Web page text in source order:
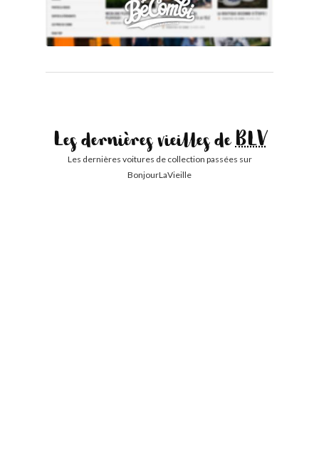
Les dernières vieilles deBLV
Les dernières voitures de collection passées sur
BonjourLaVieille